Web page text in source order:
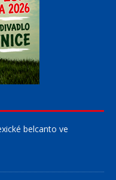
belcanto ve